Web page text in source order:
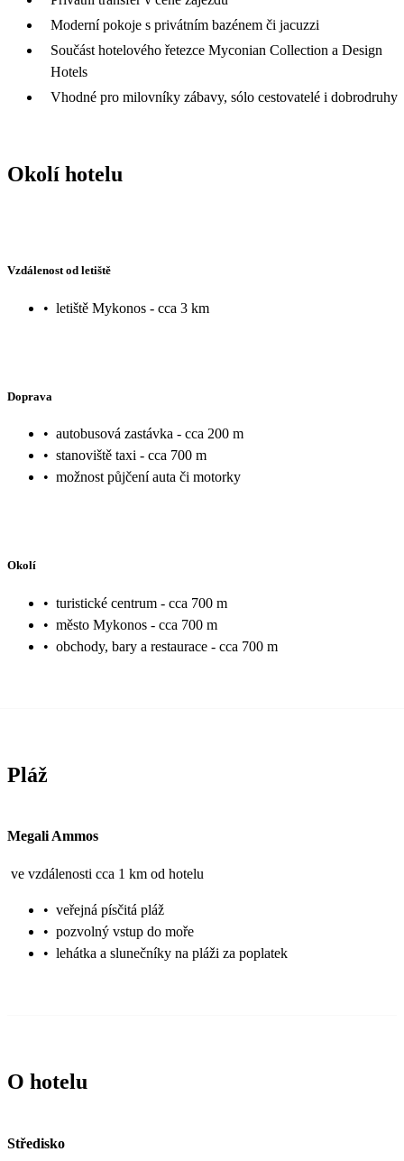
Moderní pokoje s privátním bazénem či jacuzzi
Součást hotelového řetezce Myconian Collection a Design
Hotels
Vhodné pro milovníky zábavy, sólo cestovatelé i dobrodruhy
Okolí hotelu
Vzdálenost od letiště
• letiště Mykonos - cca 3 km
Doprava
• autobusová zastávka - cca 200 m
• stanoviště taxi - cca 700 m
• možnost půjčení auta či motorky
Okolí
• turistické centrum - cca 700 m
• město Mykonos - cca 700 m
• obchody, bary a restaurace - cca 700 m
Pláž
Megali Ammos
ve vzdálenosti cca 1 km od hotelu
• veřejná písčitá pláž
• pozvolný vstup do moře
• lehátka a slunečníky na pláži za poplatek
O hotelu
Středisko